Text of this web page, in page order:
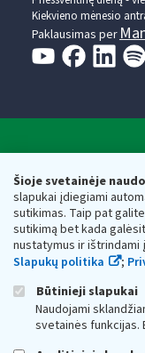
Šioje svetainėje
slapukai įdiegiami
sutikimas. Taip pat
sutikimą bet kada
nustatymus ir ištrindami
Slapukų politika
;
Būtinieji slapukai
Naudojami
svetainės funkcijas.
Kiekvieno mėnesio
Paklausimas per
Respublikos
Biudžetinė įstaiga.
adresas: Vasario 16-
vmi@vmi.lt, E.
Duomenys apie
Respublikos finansų